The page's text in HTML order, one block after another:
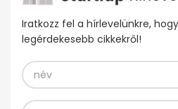
Iratkozz fel a hírlevelünkre,
legérdekesebb cikkekről!